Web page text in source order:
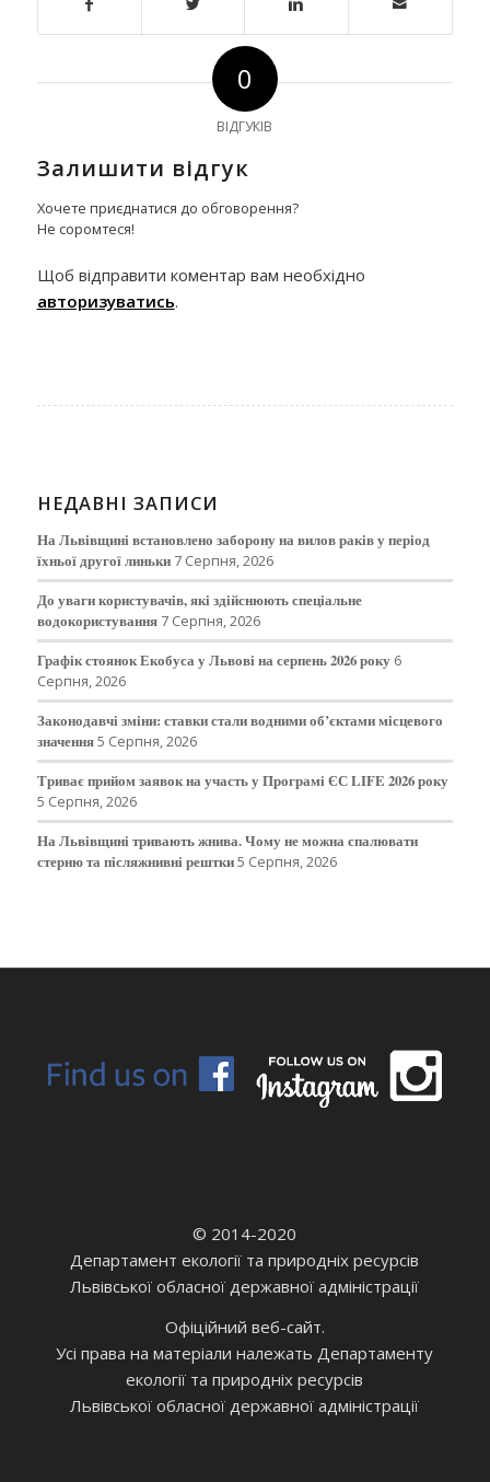
0
ВІДГУКІВ
Залишити відгук
Хочете приєднатися до обговорення?
Не соромтеся!
Щоб відправити коментар вам необхідно
авторизуватись.
НЕДАВНІ ЗАПИСИ
На Львівщині встановлено заборону на вилов раків у період
їхньої другої линьки 7 Серпня, 2026
До уваги користувачів, які здійснюють спеціальне
водокористування 7 Серпня, 2026
Графік стоянок Екобуса у Львові на серпень 2026 року 6
Серпня, 2026
Законодавчі зміни: ставки стали водними об’єктами місцевого
значення5 Серпня, 2026
Триває прийом заявок на участь у Програмі ЄС LIFE 2026 року
5 Серпня, 2026
На Львівщині тривають жнива. Чому не можна спалювати
стерню та післяжнивні рештки5 Серпня, 2026
© 2014-2020
Департамент екології та природніх ресурсів
Львівської обласної державної адміністрації
Офіційний веб-сайт.
Усі права на матеріали належать Департаменту
екології та природніх ресурсів
Львівської обласної державної адміністрації